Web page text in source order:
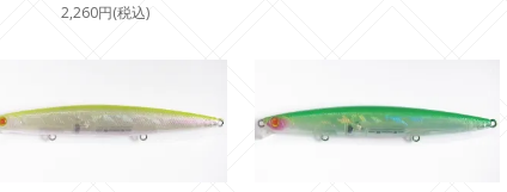
2,260円(税込)